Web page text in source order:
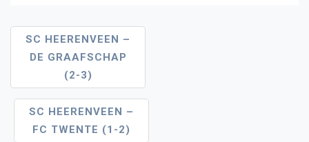
Bericht
Navigatie
SC HEERENVEEN –
DE GRAAFSCHAP
(2-3)
SC HEERENVEEN –
FC TWENTE (1-2)